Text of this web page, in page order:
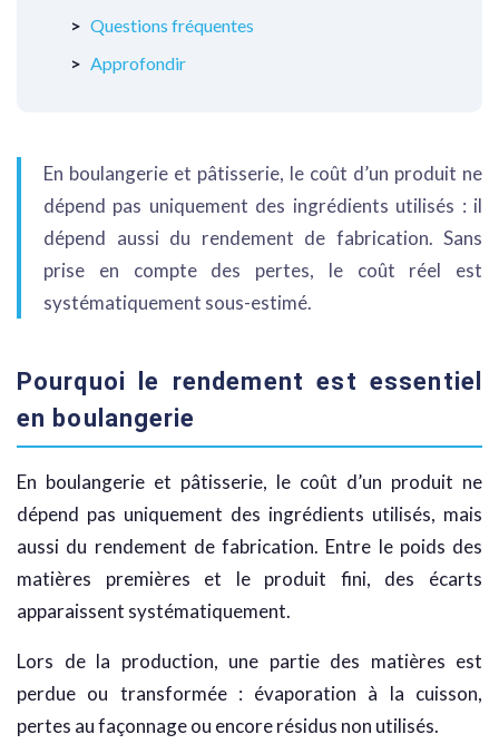
Questions fréquentes
Approfondir
En boulangerie et pâtisserie, le coût d’un produit ne
dépend pas uniquement des ingrédients utilisés : il
dépend aussi du rendement de fabrication. Sans
prise en compte des pertes, le coût réel est
systématiquement sous-estimé.
Pourquoi le rendement est essentiel
en boulangerie
En boulangerie et pâtisserie, le coût d’un produit ne
dépend pas uniquement des ingrédients utilisés, mais
aussi du rendement de fabrication. Entre le poids des
matières premières et le produit fini, des écarts
apparaissent systématiquement.
Lors de la production, une partie des matières est
perdue ou transformée : évaporation à la cuisson,
pertes au façonnage ou encore résidus non utilisés.